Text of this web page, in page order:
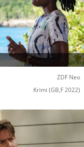
ZDF Neo
Krimi (GB,F 2022)